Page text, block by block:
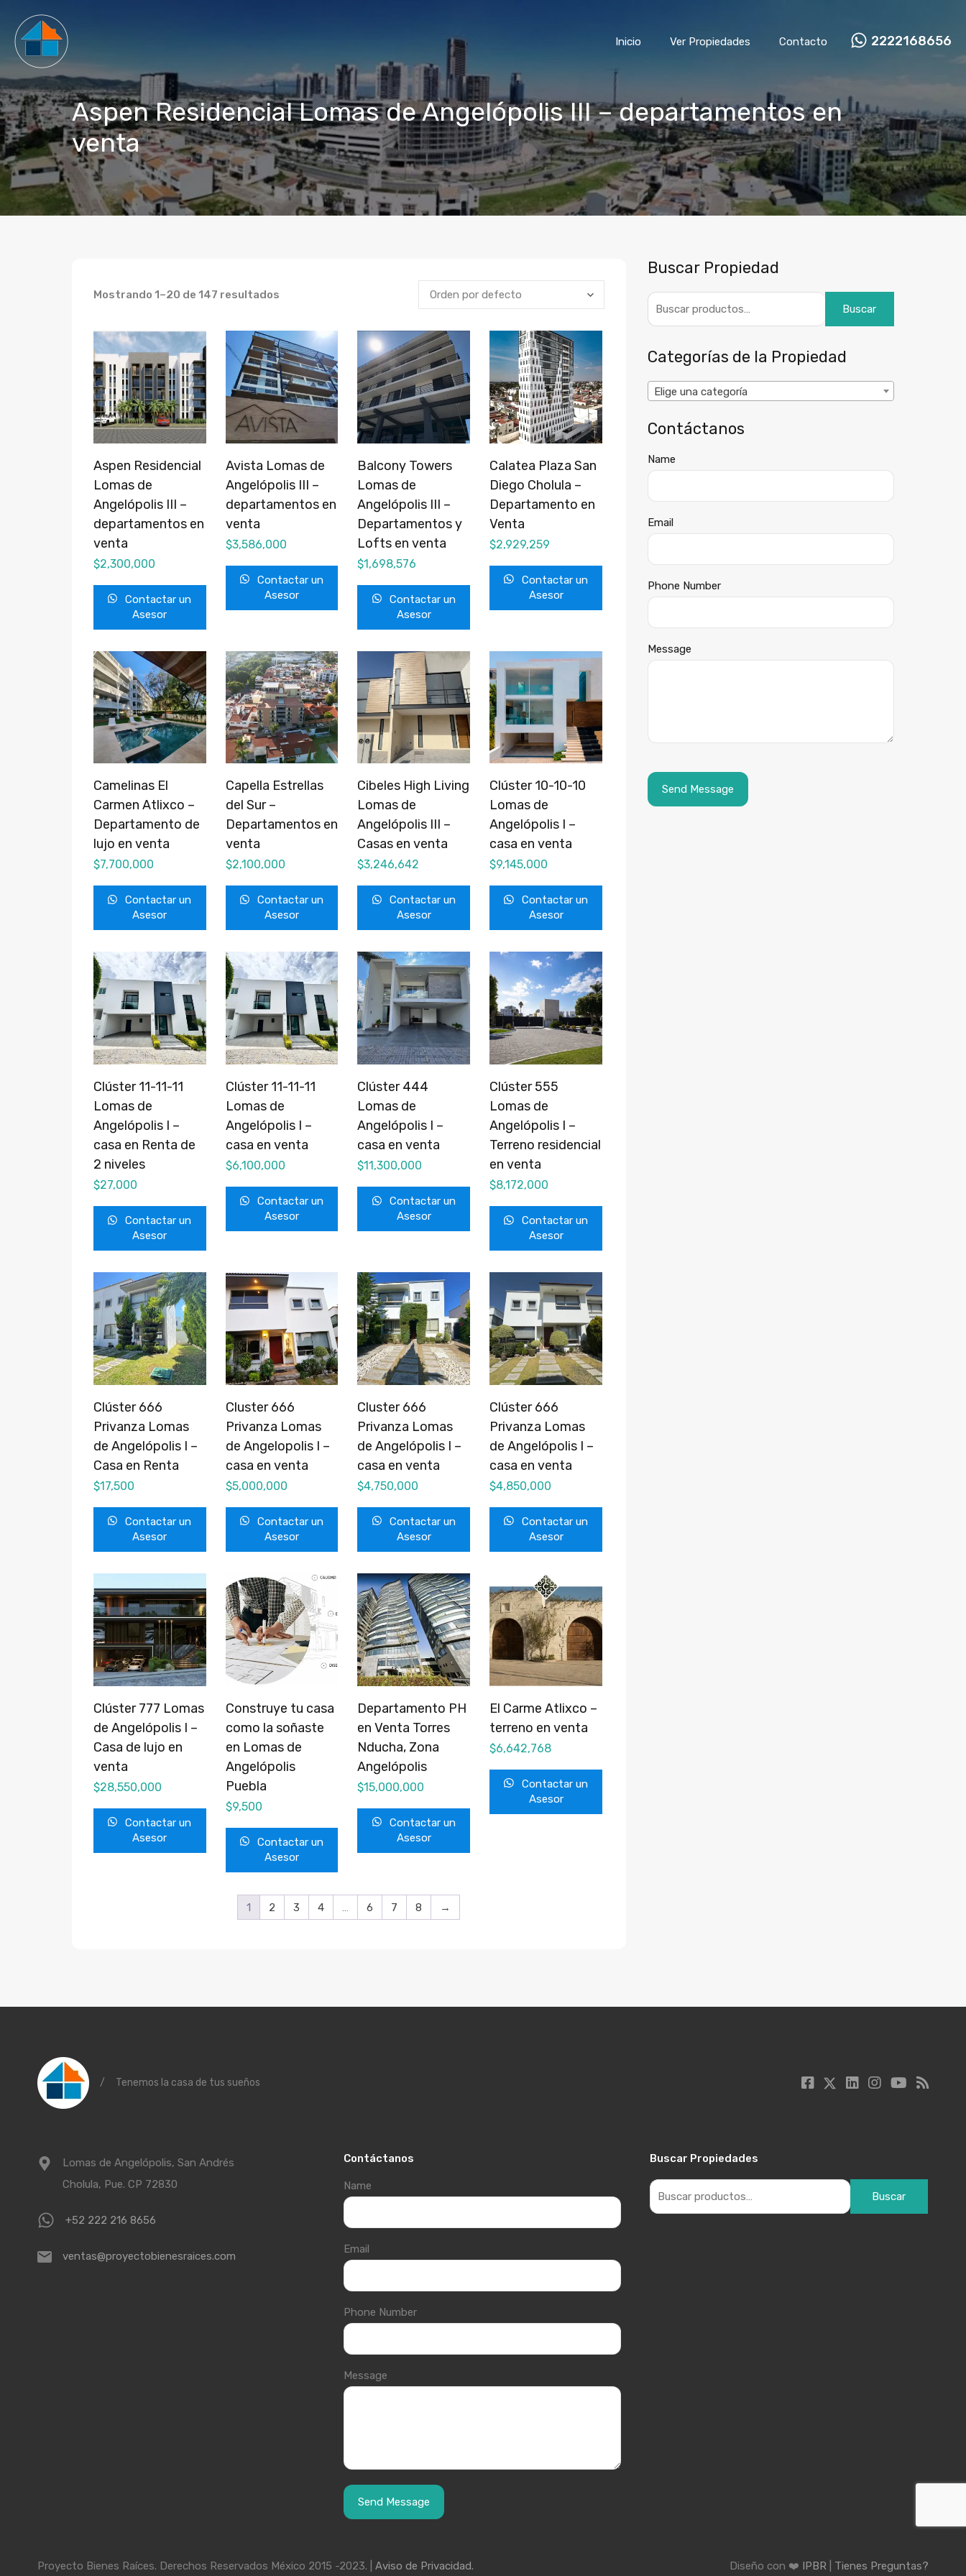
Inicio Ver Propiedades Contacto 2222168656
Aspen Residencial Lomas de Angelópolis III – departamentos en
venta
Mostrando 1–20 de 147 resultados
Aspen Residencial
Lomas de
Angelópolis III –
departamentos en
venta
$2,300,000
Contactar un
Asesor
Avista Lomas de
Angelópolis III –
departamentos en
venta
$3,586,000
Contactar un
Asesor
Balcony Towers
Lomas de
Angelópolis III –
Departamentos y
Lofts en venta
$1,698,576
Contactar un
Asesor
Calatea Plaza San
Diego Cholula –
Departamento en
Venta
$2,929,259
Contactar un
Asesor
Camelinas El
Carmen Atlixco –
Departamento de
lujo en venta
$7,700,000
Contactar un
Asesor
Capella Estrellas
del Sur –
Departamentos en
venta
$2,100,000
Contactar un
Asesor
Cibeles High Living
Lomas de
Angelópolis III –
Casas en venta
$3,246,642
Contactar un
Asesor
Clúster 10-10-10
Lomas de
Angelópolis I –
casa en venta
$9,145,000
Contactar un
Asesor
Clúster 11-11-11
Lomas de
Angelópolis I –
casa en Renta de
2 niveles
$27,000
Contactar un
Asesor
Clúster 11-11-11
Lomas de
Angelópolis I –
casa en venta
$6,100,000
Contactar un
Asesor
Clúster 444
Lomas de
Angelópolis I –
casa en venta
$11,300,000
Contactar un
Asesor
Clúster 555
Lomas de
Angelópolis I –
Terreno residencial
en venta
$8,172,000
Contactar un
Asesor
Clúster 666
Privanza Lomas
de Angelópolis I –
Casa en Renta
$17,500
Contactar un
Asesor
Cluster 666
Privanza Lomas
de Angelopolis I –
casa en venta
$5,000,000
Contactar un
Asesor
Cluster 666
Privanza Lomas
de Angelópolis I –
casa en venta
$4,750,000
Contactar un
Asesor
Clúster 666
Privanza Lomas
de Angelópolis I –
casa en venta
$4,850,000
Contactar un
Asesor
Clúster 777 Lomas
de Angelópolis I –
Casa de lujo en
venta
$28,550,000
Contactar un
Asesor
Construye tu casa
como la soñaste
en Lomas de
Angelópolis
Puebla
$9,500
Contactar un
Asesor
Departamento PH
en Venta Torres
Nducha, Zona
Angelópolis
$15,000,000
Contactar un
Asesor
El Carme Atlixco –
terreno en venta
$6,642,768
Contactar un
Asesor
1 2 3 4 6 7 8 →
Buscar Propiedad
Buscar
Categorías de la Propiedad
Elige una categoría
Contáctanos
Name
Email
Phone Number
Message
/ Tenemos la casa de tus sueños
Lomas de Angelópolis, San Andrés
Cholula, Pue. CP 72830
+52 222 216 8656
ventas@proyectobienesraices.com
Contáctanos
Name
Email
Phone Number
Message
Buscar Propiedades
Buscar
Proyecto Bienes Raíces. Derechos Reservados México 2015 -2023. | Aviso de Privacidad. Diseño con ❤️ IPBR Tienes Preguntas?